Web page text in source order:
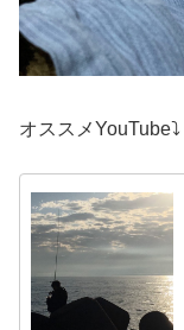
オススメYouTube⤵︎